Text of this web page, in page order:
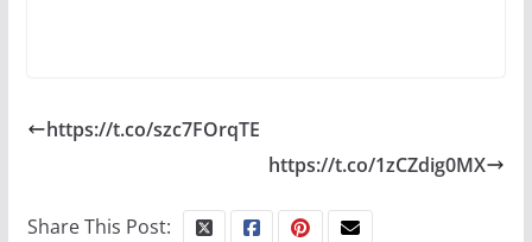
https://t.co/szc7FOrqTE
https://t.co/1zCZdig0MX
Share This Post: